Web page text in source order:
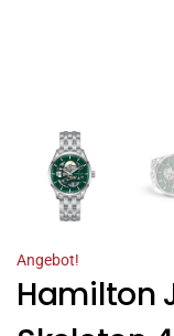
Angebot!
Hamilton